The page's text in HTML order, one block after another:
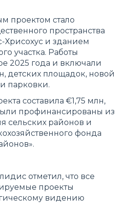
проектом стало
пространства
и зданием
участка. Работы
2025 года и включали
детских площадок, новой
парковки.
составила €1,75 млн,
профинансированы из
сельских районов и
фонда
отметил, что все
проекты
видению